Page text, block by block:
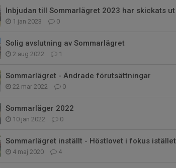
Inbjudan till Sommarlägret 2023 har skickats ut
1 jan 2023 0
Solig avslutning av Sommarlägret
2 aug 2022 1
Sommarlägret - Ändrade förutsättningar
22 mar 2022 0
Sommarläger 2022
10 jan 2022 0
Sommarlägret inställt - Höstlovet i fokus istället
4 maj 2020 4